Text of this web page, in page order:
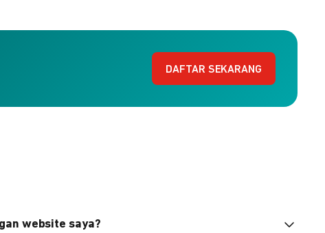
DAFTAR SEKARANG
website saya?